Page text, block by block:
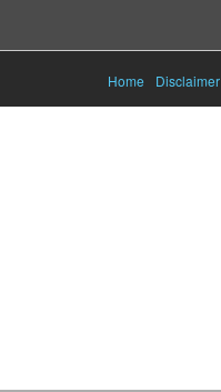
Home Disclaimer